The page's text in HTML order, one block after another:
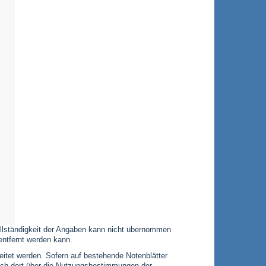
der Angaben kann nicht übernommen
werden kann.
werden. Sofern auf bestehende Notenblätter